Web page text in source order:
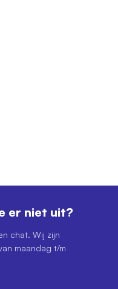
er niet uit?
chat. Wij zijn
maandag t/m